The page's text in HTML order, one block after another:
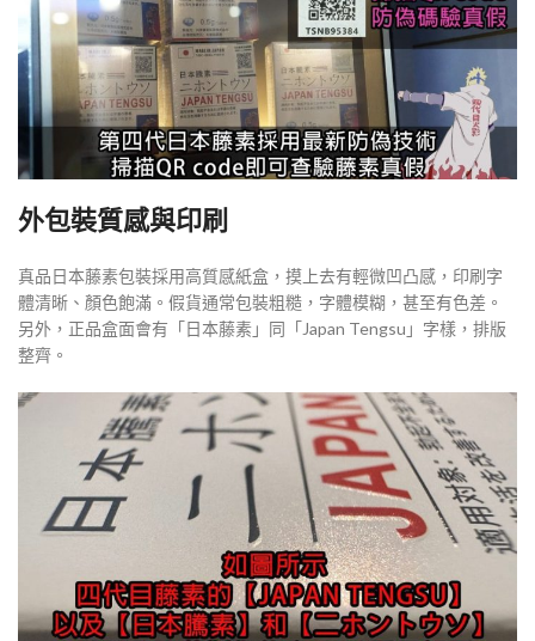
外包裝質感與印刷
真品日本藤素包裝採用高質感紙盒，摸上去有輕微凹凸感，印刷字
體清晰、顏色飽滿。假貨通常包裝粗糙，字體模糊，甚至有色差。
另外，正品盒面會有「日本藤素」同「Japan Tengsu」字樣，排版
整齊。